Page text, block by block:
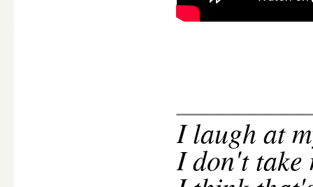
Ilaugh at
I don't take